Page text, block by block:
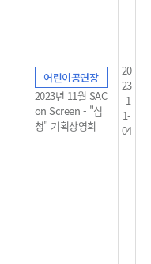
어린이공연장
2023년 11월 SAC
on Screen - "심
청" 기획상영회
20
23
-1
1-
04